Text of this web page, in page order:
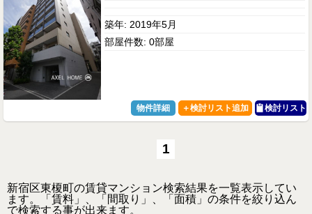
築年: 2019年5月
部屋件数: 0部屋
物件詳細 検討リスト
1
新宿区東榎町の賃貸マンション検索結果を一覧表示してい
ます。「賃料」、「間取り」、「面積」の条件を絞り込ん
で検索する事が出来ます。